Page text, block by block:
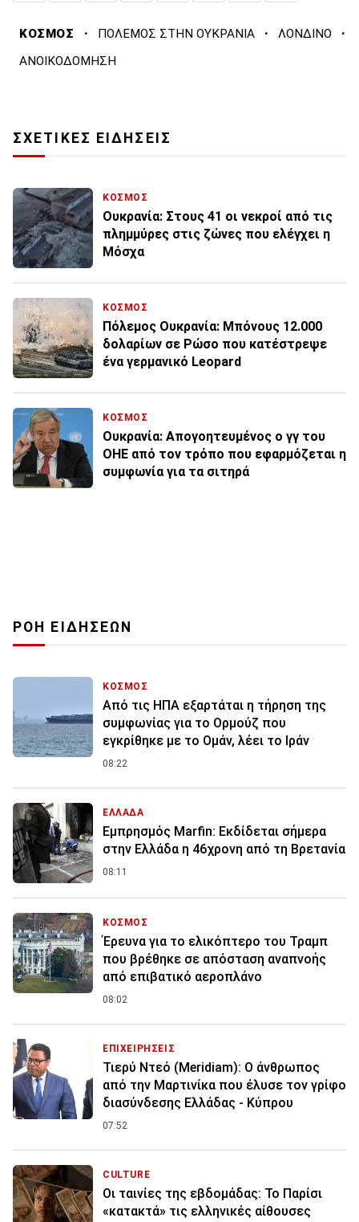
ΚΟΣΜΟΣ · ΠΟΛΕΜΟΣ ΣΤΗΝ ΟΥΚΡΑΝΙΑ · ΛΟΝΔΙΝΟ ·
ΑΝΟΙΚΟΔΟΜΗΣΗ
ΣΧΕΤΙΚΕΣ ΕΙΔΗΣΕΙΣ
ΚΟΣΜΟΣ
Ουκρανία: Στους 41 οι νεκροί από τις
πλημμύρες στις ζώνες που ελέγχει η
Μόσχα
ΚΟΣΜΟΣ
Πόλεμος Ουκρανία: Μπόνους 12.000
δολαρίων σε Ρώσο που κατέστρεψε
ένα γερμανικό Leopard
ΚΟΣΜΟΣ
Ουκρανία: Απογοητευμένος ο γγ του
ΟΗΕ από τον τρόπο που εφαρμόζεται η
συμφωνία για τα σιτηρά
ΡΟΗ ΕΙΔΗΣΕΩΝ
ΚΟΣΜΟΣ
Από τις ΗΠΑ εξαρτάται η τήρηση της
συμφωνίας για το Ορμούζ που
εγκρίθηκε με το Ομάν, λέει το Ιράν
08:22
ΕΛΛΑΔΑ
Εμπρησμός Marfin: Εκδίδεται σήμερα
στην Ελλάδα η 46χρονη από τη Βρετανία
08:11
ΚΟΣΜΟΣ
Έρευνα για το ελικόπτερο του Τραμπ
που βρέθηκε σε απόσταση αναπνοής
από επιβατικό αεροπλάνο
08:02
ΕΠΙΧΕΙΡΗΣΕΙΣ
Τιερύ Ντεό (Meridiam): Ο άνθρωπος
από την Μαρτινίκα που έλυσε τον γρίφο
διασύνδεσης Ελλάδας - Κύπρου
07:52
CULTURE
Οι ταινίες της εβδομάδας: Το Παρίσι
«κατακτά» τις ελληνικές αίθουσες